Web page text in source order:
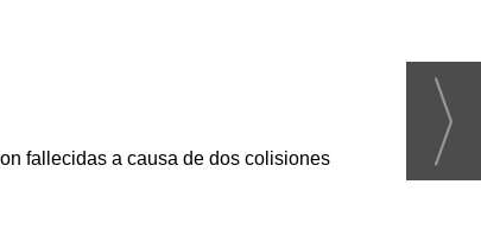
fallecidas a causa de dos colisiones